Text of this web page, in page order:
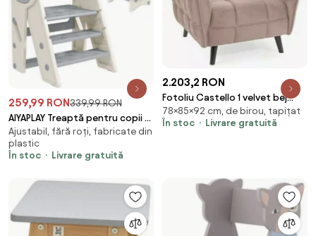
259,99 RON 339,99 RON
AIYAPLAY Treaptă pentru copii 3
trepte, scări de bucătărie
pentru copii, pliabilă, înălțime
ajustabilă de la 2 la 3 trepte, gri
Ajustabil, fără roți, fabricate din
plastic
În stoc
Livrare gratuită
2.203,2 RON
Fotoliu Castello 1 velvet bej
Blu28/wenge
78×85×92 cm, de birou, tapițat
În stoc
Livrare gratuită